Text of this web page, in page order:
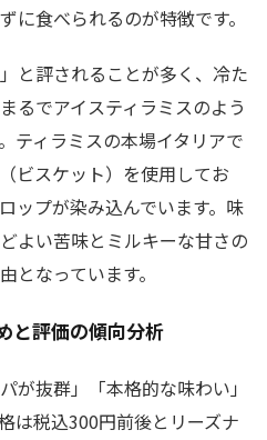
に食べられるのが特徴です。
と評されることが多く、冷た
るでアイスティラミスのよう
ティラミスの本場イタリアで
ビスケット）を使用してお
ップが染み込んでいます。味
よい苦味とミルキーな甘さの
となっています。
と評価の傾向分析
が抜群」「本格的な味わい」
は税込300円前後とリーズナ